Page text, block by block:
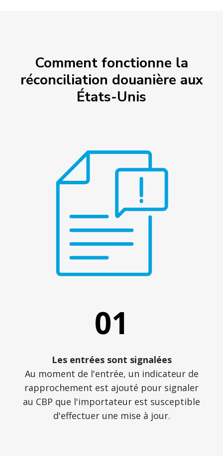
Comment fonctionne la
réconciliation douanière aux
États-Unis
01
Les entrées sont signalées
Au moment de l'entrée, un indicateur de
rapprochement est ajouté pour signaler
au CBP que l'importateur est susceptible
d'effectuer une mise à jour.